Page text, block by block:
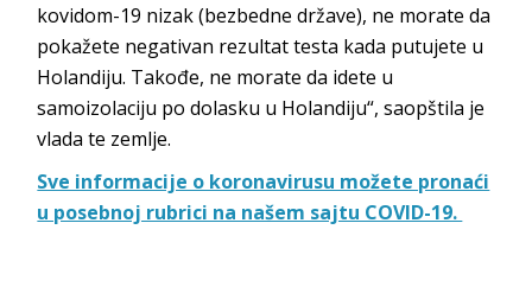
kovidom-19 nizak (bezbedne države), ne morate da
pokažete negativan rezultat testa kada putujete u
Holandiju. Takođe, ne morate da idete u
samoizolaciju po dolasku u Holandiju“, saopštila je
vlada te zemlje.
Sve informacije o koronavirusu možete pronaći
u posebnoj rubrici na našem sajtu COVID-19.